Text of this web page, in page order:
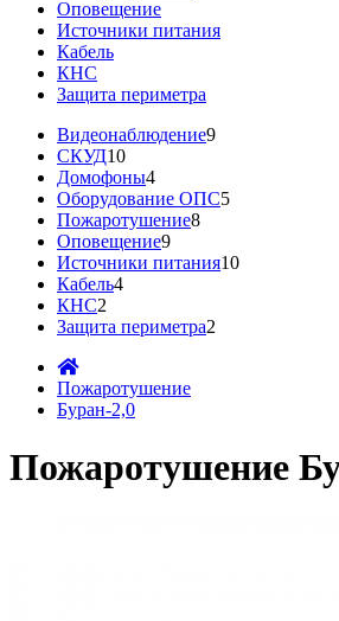
Оповещение
Источники питания
Кабель
КНС
Защита периметра
Видеонаблюдение9
СКУД10
Домофоны4
Оборудование ОПС5
Пожаротушение8
Оповещение9
Источники питания10
Кабель4
КНС2
Защита периметра2
Пожаротушение
Буран-2,0
Пожаротушение